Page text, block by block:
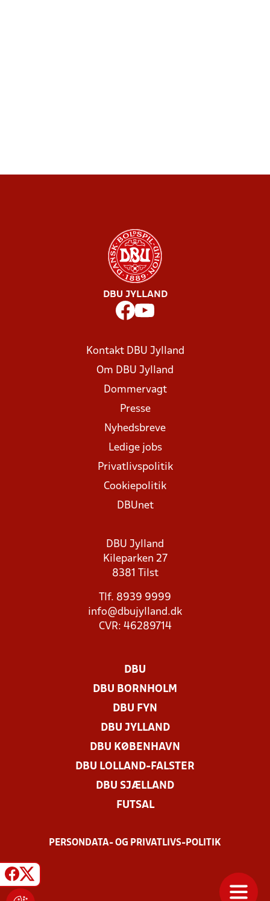
DBU JYLLAND
Kontakt DBU Jylland
Om DBU Jylland
Dommervagt
Presse
Nyhedsbreve
Ledige jobs
Privatlivspolitik
Cookiepolitik
DBUnet
DBU Jylland
Kileparken 27
8381 Tilst
Tlf. 8939 9999
info@dbujylland.dk
CVR: 46289714
DBU
DBU BORNHOLM
DBU FYN
DBU JYLLAND
DBU KØBENHAVN
DBU LOLLAND-FALSTER
DBU SJÆLLAND
FUTSAL
PERSONDATA- OG PRIVATLIVS-POLITIK